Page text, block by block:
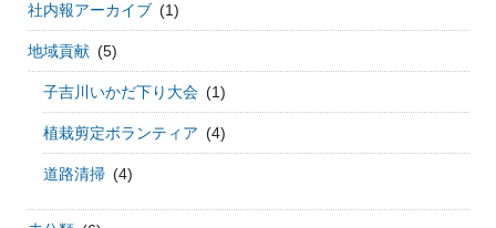
社内報アーカイブ (1)
地域貢献 (5)
子吉川いかだ下り大会 (1)
植栽剪定ボランティア (4)
道路清掃 (4)